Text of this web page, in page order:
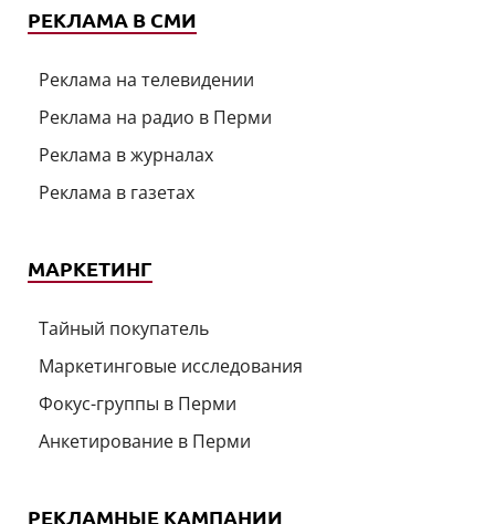
РЕКЛАМА В СМИ
Реклама на телевидении
Реклама на радио в Перми
Реклама в журналах
Реклама в газетах
МАРКЕТИНГ
Тайный покупатель
Маркетинговые исследования
Фокус-группы в Перми
Анкетирование в Перми
РЕКЛАМНЫЕ КАМПАНИИ